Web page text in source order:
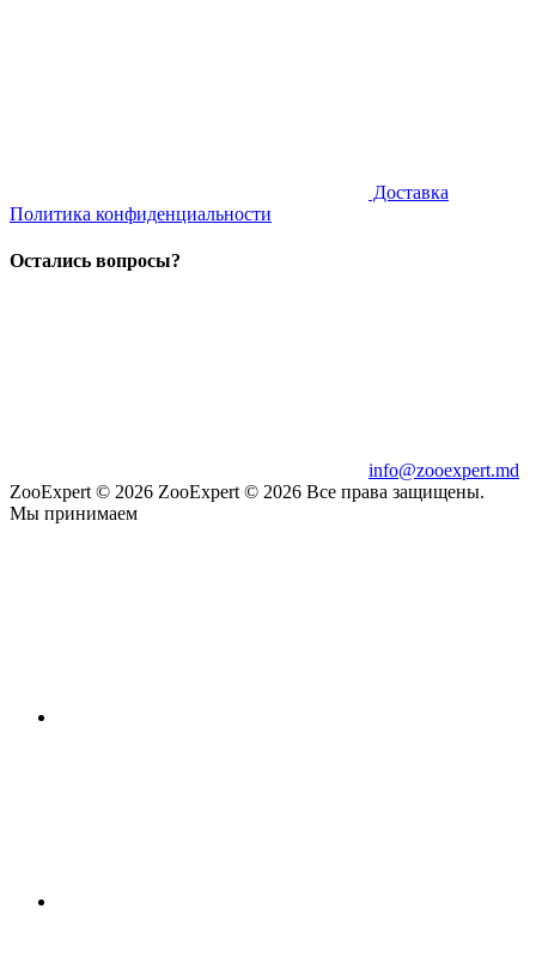
Доставка
Политика конфиденциальности
Остались вопросы?
info@zooexpert.md
ZooExpert © 2026 ZooExpert © 2026 Все права защищены.
Мы принимаем